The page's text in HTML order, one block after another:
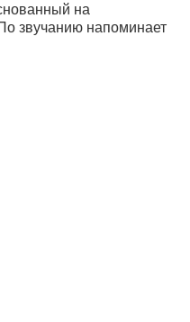
на
звучанию напоминает